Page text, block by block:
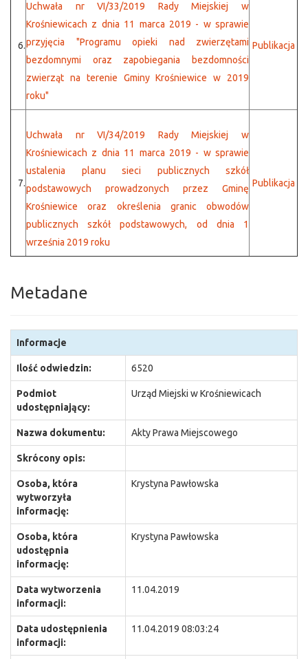
6.
Uchwała nr VI/33/2019 Rady Miejskiej w
Krośniewicach z dnia 11 marca 2019 - w sprawie
przyjęcia "Programu opieki nad zwierzętami
bezdomnymi oraz zapobiegania bezdomności
zwierząt na terenie Gminy Krośniewice w 2019
roku"
Publikacja
7.
Uchwała nr VI/34/2019 Rady Miejskiej w
Krośniewicach z dnia 11 marca 2019 - w sprawie
ustalenia planu sieci publicznych szkół
podstawowych prowadzonych przez Gminę
Krośniewice oraz określenia granic obwodów
publicznych szkół podstawowych, od dnia 1
września 2019 roku
Publikacja
Metadane
Informacje
Ilość odwiedzin: 6520
Podmiot
udostępniający:
Urząd Miejski w Krośniewicach
Nazwa dokumentu: Akty Prawa Miejscowego
Skrócony opis:
Osoba, która
wytworzyła
informację:
Krystyna Pawłowska
Osoba, która
udostępnia
informację:
Krystyna Pawłowska
Data wytworzenia
informacji:
11.04.2019
Data udostępnienia
informacji:
11.04.2019 08:03:24